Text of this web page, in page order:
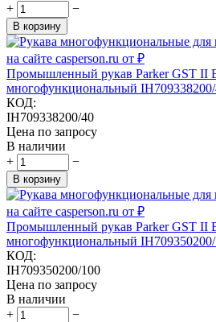
+ −
В корзину
Промышленный рукав Parker GST II
многофункциональный
КОД:
IH709338200/40
Цена по запросу
В наличии
+
−
В корзину
Промышленный рукав Parker GST II
многофункциональный
КОД:
IH709350200/100
Цена по запросу
В наличии
+
−